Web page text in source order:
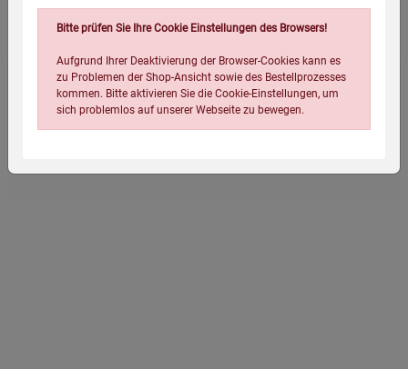
Mängelexemplaren zu einem attraktiven Sonderpreis!
Eigenschaften
Verpackungsgewicht:
2200 Gramm
Bitte prüfen Sie Ihre Cookie Einstellungen des Browsers!
Aufgrund Ihrer Deaktivierung der Browser-Cookies kann es
zu Problemen der Shop-Ansicht sowie des Bestellprozesses
kommen. Bitte aktivieren Sie die Cookie-Einstellungen, um
sich problemlos auf unserer Webseite zu bewegen.